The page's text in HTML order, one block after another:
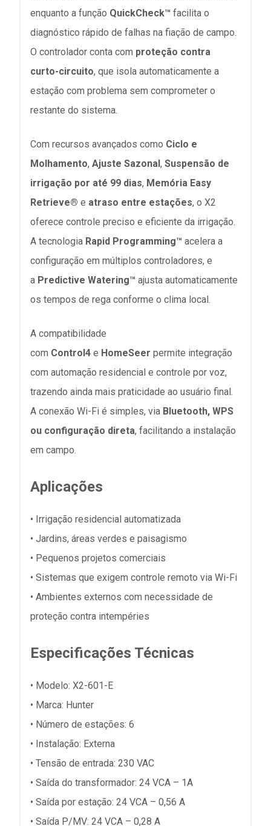
enquanto a função QuickCheck™ facilita o
diagnóstico rápido de falhas na fiação de campo.
O controlador conta com proteção contra
curto-circuito, que isola automaticamente a
estação com problema sem comprometer o
restante do sistema.
Com recursos avançados como Ciclo e
Molhamento, Ajuste Sazonal, Suspensão de
irrigação por até 99 dias, Memória Easy
Retrieve® e atraso entre estações, o X2
oferece controle preciso e eficiente da irrigação.
A tecnologia Rapid Programming™ acelera a
configuração em múltiplos controladores, e
a Predictive Watering™ ajusta automaticamente
os tempos de rega conforme o clima local.
A compatibilidade
com Control4 e HomeSeer permite integração
com automação residencial e controle por voz,
trazendo ainda mais praticidade ao usuário final.
A conexão Wi-Fi é simples, via Bluetooth, WPS
ou configuração direta, facilitando a instalação
em campo.
Aplicações
• Irrigação residencial automatizada
• Jardins, áreas verdes e paisagismo
• Pequenos projetos comerciais
• Sistemas que exigem controle remoto via Wi-Fi
• Ambientes externos com necessidade de
proteção contra intempéries
Especificações Técnicas
• Modelo: X2-601-E
• Marca: Hunter
• Número de estações: 6
• Instalação: Externa
• Tensão de entrada: 230 VAC
• Saída do transformador: 24 VCA – 1A
• Saída por estação: 24 VCA – 0,56 A
• Saída P/MV: 24 VCA – 0,28 A